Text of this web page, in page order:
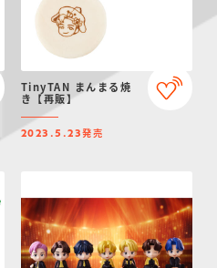
TinyTAN まんまる焼
き【再販】
2023.5.23発売